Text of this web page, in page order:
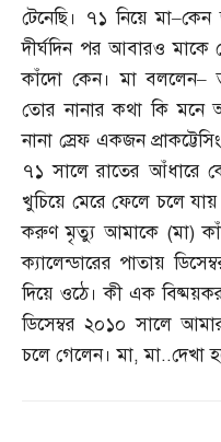
টেনেছি। ৭১ নিয়ে মা–কেন
দীর্ঘদিন পর আবারও মাকে
কাঁদো কেন। মা বললেন–
তোর নানার কথা কি
নানা স্রেফ একজন
৭১ সালে রাতের আঁধারে
খুচিয়ে মেরে ফেলে চলে
করুণ মৃত্যু আমাকে (মা)
ক্যালেন্ডারের পাতায়
দিয়ে ওঠে। কী এক
ডিসেম্বর ২০১০ সালে
চলে গেলেন। মা,মা..দেখা